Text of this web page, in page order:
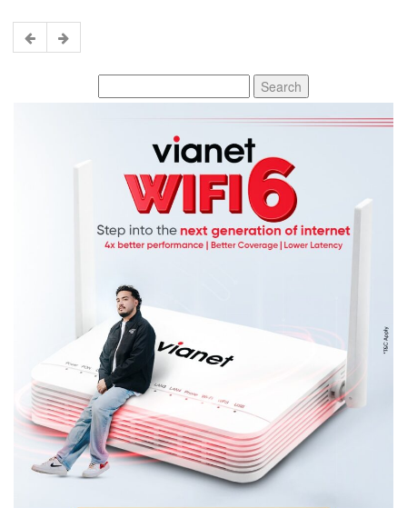
for: